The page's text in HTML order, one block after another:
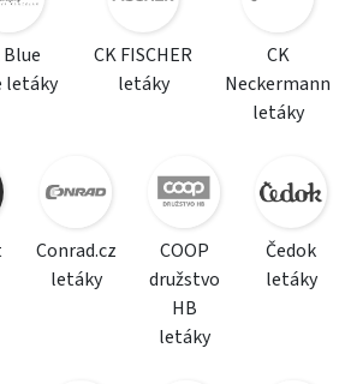
Blue
letáky
CK FISCHER
letáky
CK
Neckermann
letáky
Conrad.cz
letáky
COOP
družstvo
HB
letáky
Čedok
letáky